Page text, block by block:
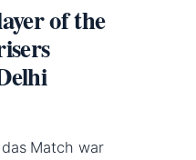
of the
Match war